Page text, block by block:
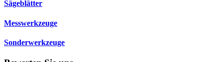
Sägeblätter
Messwerkzeuge
Sonderwerkzeuge